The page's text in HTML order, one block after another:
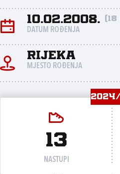
10.02.2008.
DATUM ROĐENJA
Rijeka
MJESTO ROĐENJA
13
NASTUPI